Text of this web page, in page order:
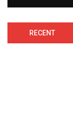
RECENT